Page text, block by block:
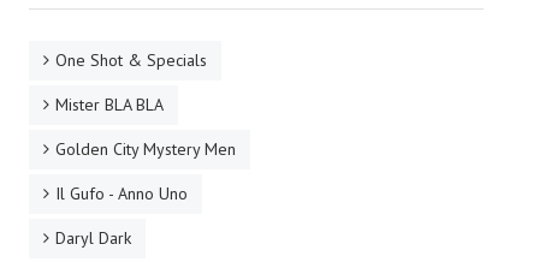
E-BOOK & WEBCOMICS
E-book
One Shot & Specials
Mister BLA BLA
Golden City Mystery Men
Il Gufo - Anno Uno
Daryl Dark